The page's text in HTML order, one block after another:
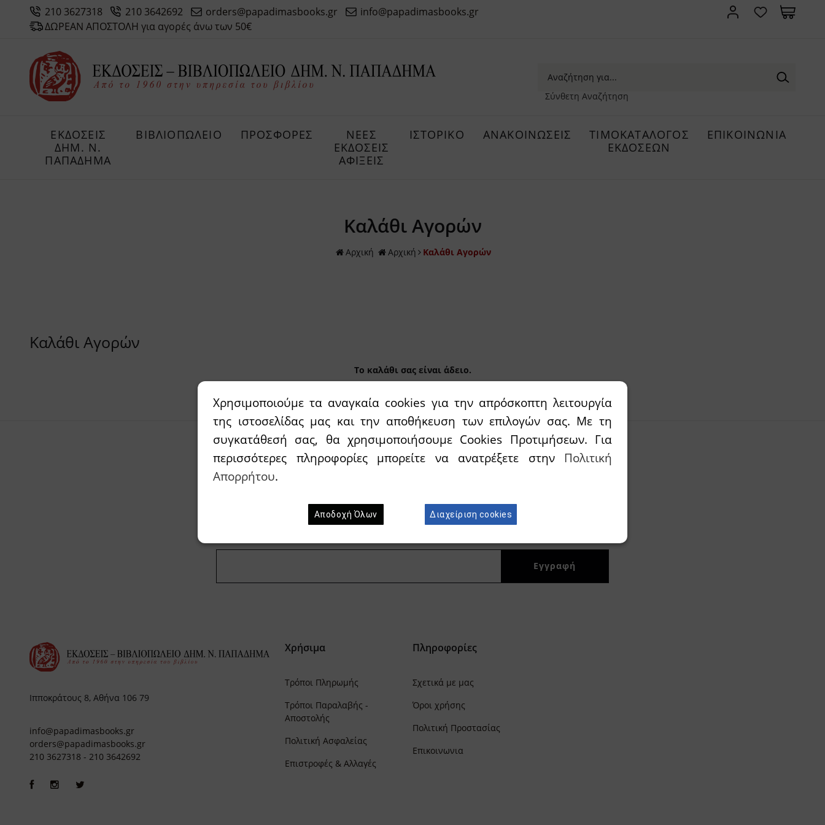
210 3627318 210 3642692 orders@papadimasbooks.gr
info@papadimasbooks.gr
ΔΩΡΕΑΝ ΑΠΟΣΤΟΛΗ για αγορές άνω των 50€
Σύνθετη Αναζήτηση
ΕΚΔΟΣΕΙΣ
ΔHM. Ν.
ΠΑΠΑΔΗΜΑ
ΒΙΒΛΙΟΠΩΛΕΙΟ ΠΡΟΣΦΟΡΕΣ
ΝΕΕΣ
ΕΚΔΟΣΕΙΣ
ΑΦΙΞΕΙΣ
ΙΣΤΟΡΙΚΟ ΑΝΑΚΟΙΝΩΣΕΙΣ
ΤΙΜΟΚΑΤΑΛΟΓΟΣ
ΕΚΔΟΣΕΩΝ
ΕΠΙΚΟΙΝΩΝΙΑ
Καλάθι Αγορών
Αρχική Αρχική Καλάθι Αγορών
Καλάθι Αγορών
Το καλάθι σας είναι άδειο.
Συμπληρώστε το E-mail σας για να λαμβάνεται Νέα προϊόντα & Προσφορές μας.
Ιπποκράτους 8, Αθήνα 106 79
info@papadimasbooks.gr
orders@papadimasbooks.gr
210 3627318 - 210 3642692
Χρήσιμα
Τρόποι Πληρωμής
Τρόποι Παραλαβής -
Αποστολής
Πολιτική Ασφαλείας
Επιστροφές & Αλλαγές
Πληροφορίες
Σχετικά με μας
Όροι χρήσης
Πολιτική Προστασίας
Επικοινωνια
Χρησιμοποιούμε τα αναγκαία cookies για την απρόσκοπτη λειτουργία
της ιστοσελίδας μας και την αποθήκευση των επιλογών σας. Με τη
συγκατάθεσή σας, θα χρησιμοποιήσουμε Cookies Προτιμήσεων. Για
περισσότερες πληροφορίες μπορείτε να ανατρέξετε στην Πολιτική
Απορρήτου.
Αποδοχή Όλων Διαχείριση cookies